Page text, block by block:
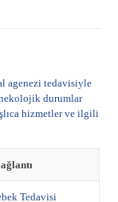
agenezi tedavisiyle
durumlar
hizmetler ve ilgili
Tedavisi